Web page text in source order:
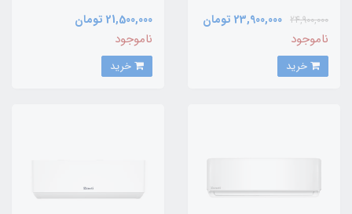
24,900,000 23,900,000 تومان
ناموجود
21,500,000 تومان
ناموجود